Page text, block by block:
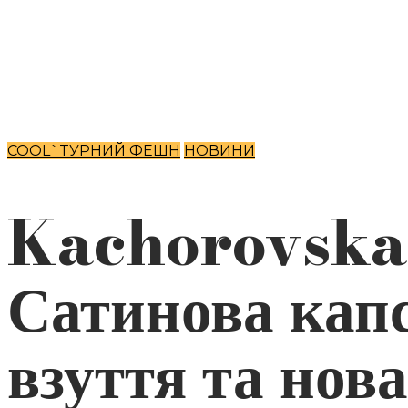
COOL`TУРНИЙ ФЕШН НОВИНИ
Сатинова
взуття та нова